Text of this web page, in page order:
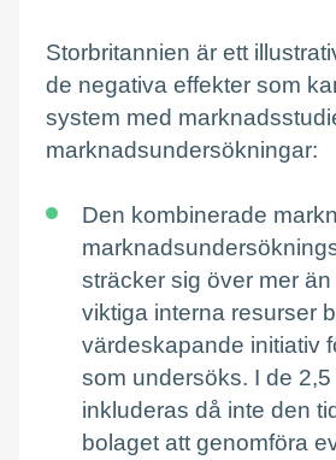
Storbritannien är ett
de negativa effekter som
system med
marknadsundersökningar:
Den kombinerade
sträcker sig över mer
viktiga interna resurser
värdeskapande initiativ
som undersöks. I de 2,5
inkluderas då inte den
bolaget att genomföra